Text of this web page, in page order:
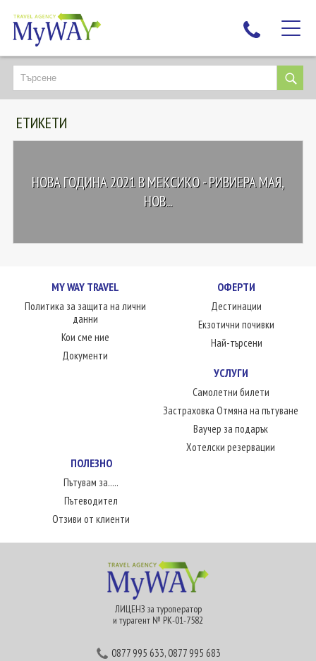
НАЙ-ТЪРСЕНИ
ДЕСТИНАЦИИ
ЕКЗОТИЧНИ ПОЧИВКИ
ЛЮБОПИТНО
КОНТАКТИ
ЕТИКЕТИ
НОВА ГОДИНА 2021 В МЕКСИКО - РИВИЕРА МАЯ,
НОВ...
MY WAY TRAVEL
Политика за защита на лични
данни
Кои сме ние
Документи
ОФЕРТИ
Дестинации
Екзотични почивки
Най-търсени
УСЛУГИ
Самолетни билети
Застраховка Отмяна на пътуване
Ваучер за подарък
Хотелски резервации
ПОЛЕЗНО
Пътувам за.....
Пътеводител
Отзиви от клиенти
ЛИЦЕНЗ за туроператор
и турагент № РК-01-7582
0877 995 633,0877 995 683